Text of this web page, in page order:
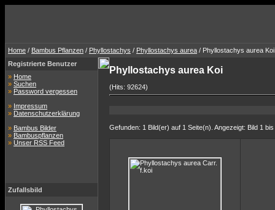
Home / Bambus Pflanzen / Phyllostachys / Phyllostachys aurea / Phyllostachys aurea Koi
Registrierte Benutzer
» Home
» Suchen
» Password vergessen
» Impressum
» Datenschutzerklärung
» Bambus Bilder
» Bambuspflanzen
» Unser RSS Feed
Zufallsbild
Phyllostachys aurea Koi
(Hits: 92624)
Gefunden: 1 Bild(er) auf 1 Seite(n). Angezeigt: Bild 1 bis